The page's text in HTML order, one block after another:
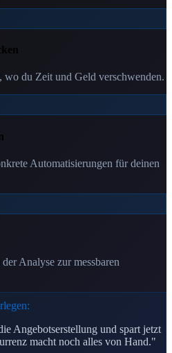
du Zeit und Geld verschwenden.
Automatisierungen für deinen
Analyse zur messbaren
Angebotserstellung und spart jetzt
macht noch alles von Hand."